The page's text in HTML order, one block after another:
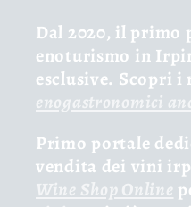
Dal 2020, il primo
enoturismo in
esclusive. Scopri i
enogastronomici
Primo portale
vendita dei vini
Wine Shop Online